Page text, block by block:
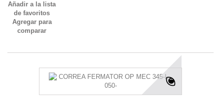
Añadir a la lista
de favoritos
Agregar para
comparar